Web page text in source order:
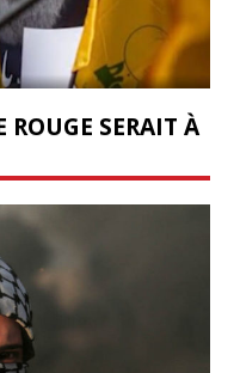
ROUGE SERAIT À